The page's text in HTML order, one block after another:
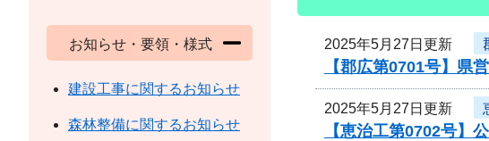
2025年5月27日更新
【郡広第0701号】
2025年5月27日更新
【恵治工第0702号
お知らせ・要領・様式
建設工事に関するお知らせ
森林整備に関するお知らせ